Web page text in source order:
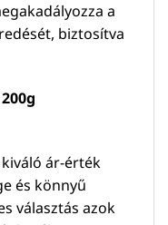
a
biztosítva
ár-érték
és könnyű
választás azok